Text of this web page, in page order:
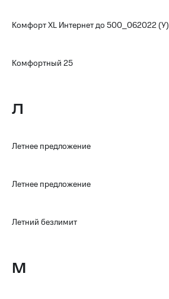
Комфорт XL Интернет до 500_062022 (У)
Комфортный 25
Л
Летнее предложение
Летнее предложение
Летний безлимит
М